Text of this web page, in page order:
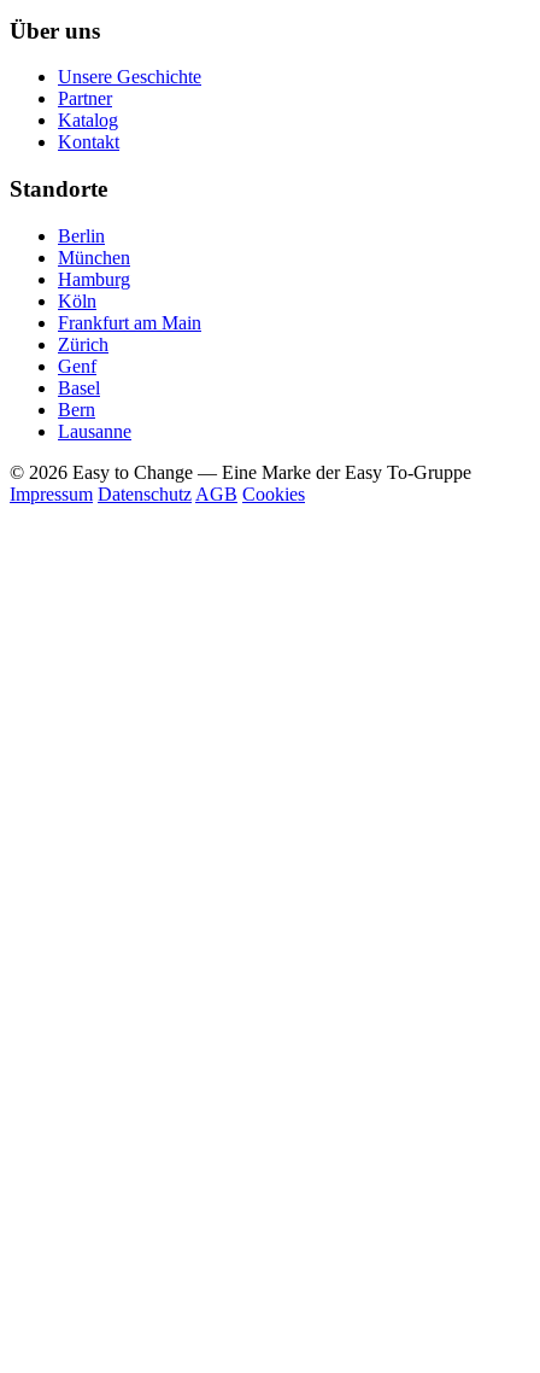
Über uns
Unsere Geschichte
Partner
Katalog
Kontakt
Standorte
Berlin
München
Hamburg
Köln
Frankfurt am Main
Zürich
Genf
Basel
Bern
Lausanne
© 2026 Easy to Change — Eine Marke der Easy To-Gruppe
Impressum Datenschutz AGB Cookies